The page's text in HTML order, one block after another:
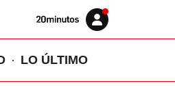
Volver
Iniciar
sesión
LO ÚLTIMO